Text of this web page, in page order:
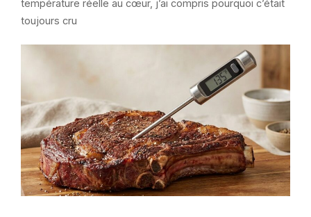
température réelle au cœur, j’ai compris pourquoi c’était
toujours cru